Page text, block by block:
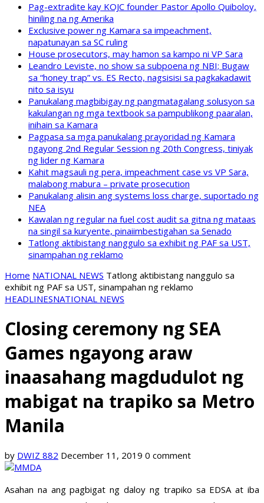
Pag-extradite kay KOJC founder Pastor Apollo Quiboloy,
hiniling na ng Amerika
Exclusive power ng Kamara sa impeachment,
napatunayan sa SC ruling
House prosecutors, may hamon sa kampo ni VP Sara
Leandro Leviste, no show sa subpoena ng NBI; Bugaw
sa “honey trap” vs. ES Recto, nagsisisi sa pagkakadawit
nito sa isyu
Panukalang magbibigay ng pangmatagalang solusyon sa
kakulangan ng mga textbook sa pampublikong paaralan,
inihain sa Kamara
Pagpasa sa mga panukalang prayoridad ng Kamara
ngayong 2nd Regular Session ng 20th Congress, tiniyak
ng lider ng Kamara
Kahit magsauli ng pera, impeachment case vs VP Sara,
malabong mabura – private prosecution
Panukalang alisin ang systems loss charge, suportado ng
NEA
Kawalan ng regular na fuel cost audit sa gitna ng mataas
na singil sa kuryente, pinaiimbestigahan sa Senado
Tatlong aktibistang nanggulo sa exhibit ng PAF sa UST,
sinampahan ng reklamo
Home NATIONAL NEWS Tatlong aktibistang nanggulo sa
exhibit ng PAF sa UST, sinampahan ng reklamo
HEADLINESNATIONAL NEWS
Closing ceremony ng SEA
Games ngayong araw
inaasahang magdudulot ng
mabigat na trapiko sa Metro
Manila
by DWIZ 882 December 11, 2019 0 comment
Asahan na ang pagbigat ng daloy ng trapiko sa EDSA at iba